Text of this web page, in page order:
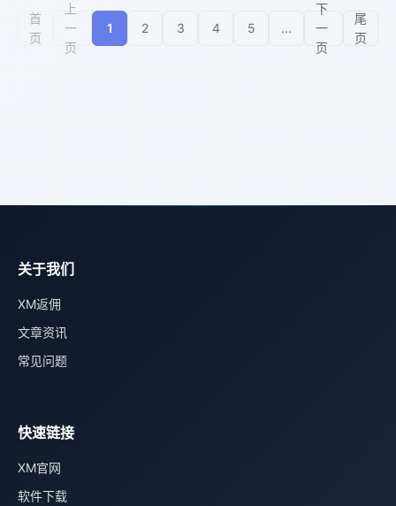
首
页
上
一
页
1 2 3 4 5 ...
下
一
页
尾
页
关于我们
XM返佣
文章资讯
常见问题
快速链接
XM官网
软件下载